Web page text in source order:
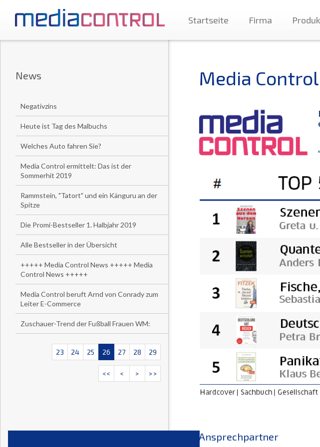
Startseite Firma
News
Negativzins
Heute ist Tag des Malbuchs
Welches Auto fahren Sie?
Media Control ermittelt: Das ist der
Sommerhit 2019
Rammstein, "Tatort" und ein Känguru an der
Spitze
Die Promi-Bestseller 1. Halbjahr 2019
Alle Bestseller in der Übersicht
+++++ Media Control News +++++ Media
Control News +++++
Media Control beruft Arnd von Conrady zum
Leiter E-Commerce
Zuschauer-Trend der Fußball Frauen WM:
23 24 25 26 27 28 29
<< < > >>
Media
Ansprechpartner